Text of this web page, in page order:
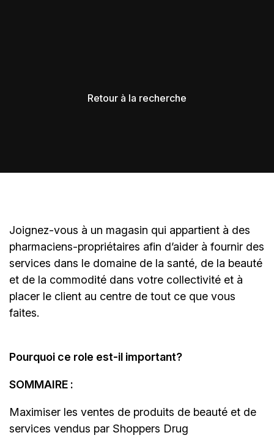
Retour à la recherche
Joignez-vous à un magasin qui appartient à des
pharmaciens-propriétaires afin d’aider à fournir des
services dans le domaine de la santé, de la beauté
et de la commodité dans votre collectivité et à
placer le client au centre de tout ce que vous
faites.
Pourquoi ce role est-il important?
SOMMAIRE :
Maximiser les ventes de produits de beauté et de
services vendus par Shoppers Drug